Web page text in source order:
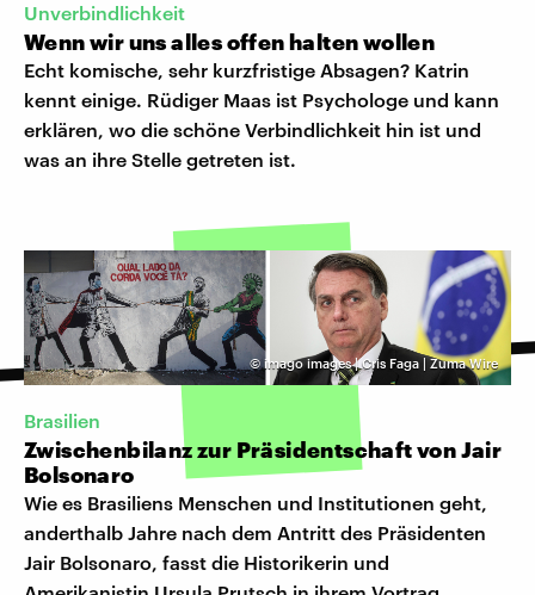
Unverbindlichkeit
Wenn wir uns alles offen halten wollen
Echt komische, sehr kurzfristige Absagen? Katrin
kennt einige. Rüdiger Maas ist Psychologe und kann
erklären, wo die schöne Verbindlichkeit hin ist und
was an ihre Stelle getreten ist.
©imago images | Cris Faga | Zuma Wire
Brasilien
Zwischenbilanz zur Präsidentschaft von Jair
Bolsonaro
Wie es Brasiliens Menschen und Institutionen geht,
anderthalb Jahre nach dem Antritt des Präsidenten
Jair Bolsonaro, fasst die Historikerin und